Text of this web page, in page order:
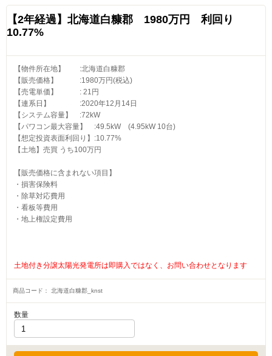
【2年経過】北海道白糠郡 1980万円 利回り
10.77%
【物件所在地】 :北海道白糠郡
【販売価格】 :1980万円(税込)
【売電単価】 : 21円
【連系日】 :2020年12月14日
【システム容量】 :72kW
【パワコン最大容量】 :49.5kW (4.95kW 10台)
【想定投資表面利回り】:10.77%
【土地】売買 うち100万円
【販売価格に含まれない項目】
・損害保険料
・除草対応費用
・看板等費用
・地上権設定費用
土地付き分譲太陽光発電所は即購入ではなく、お問い合わせとなります
商品コード：北海道白糠郡_knst
数量